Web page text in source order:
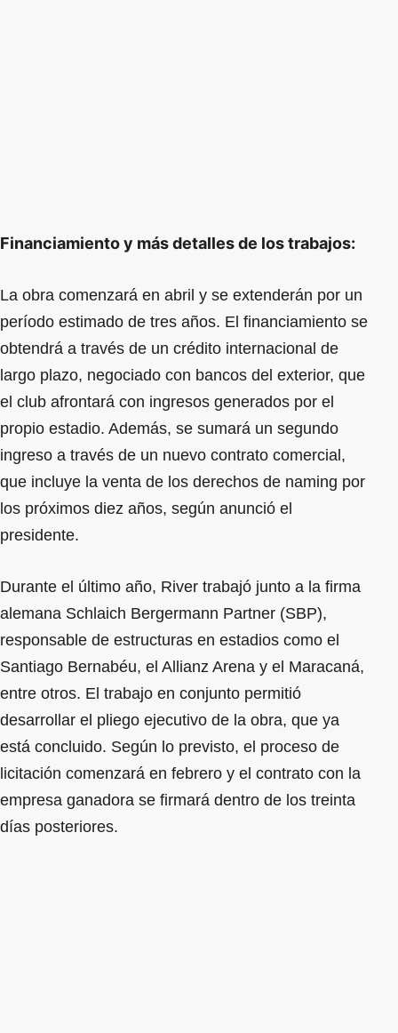
Financiamiento y más detalles de los trabajos:
La obra comenzará en abril y se extenderán por un
período estimado de tres años. El financiamiento se
obtendrá a través de un crédito internacional de
largo plazo, negociado con bancos del exterior, que
el club afrontará con ingresos generados por el
propio estadio. Además, se sumará un segundo
ingreso a través de un nuevo contrato comercial,
que incluye la venta de los derechos de naming por
los próximos diez años, según anunció el
presidente.
Durante el último año, River trabajó junto a la firma
alemana Schlaich Bergermann Partner (SBP),
responsable de estructuras en estadios como el
Santiago Bernabéu, el Allianz Arena y el Maracaná,
entre otros. El trabajo en conjunto permitió
desarrollar el pliego ejecutivo de la obra, que ya
está concluido. Según lo previsto, el proceso de
licitación comenzará en febrero y el contrato con la
empresa ganadora se firmará dentro de los treinta
días posteriores.